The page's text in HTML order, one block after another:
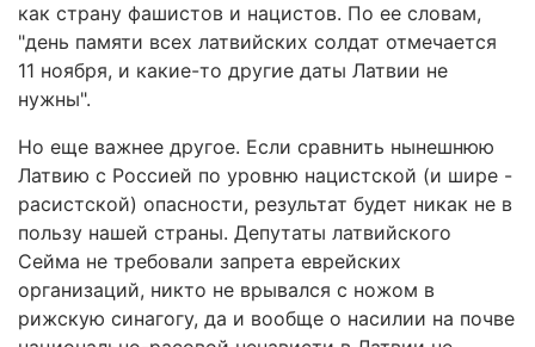
как страну фашистов и нацистов. По ее словам,
"день памяти всех латвийских солдат отмечается
11 ноября, и какие-то другие даты Латвии не
нужны".
Но еще важнее другое. Если сравнить нынешнюю
Латвию с Россией по уровню нацистской (и шире -
расистской) опасности, результат будет никак не в
пользу нашей страны. Депутаты латвийского
Сейма не требовали запрета еврейских
организаций, никто не врывался с ножом в
рижскую синагогу, да и вообще о насилии на почве